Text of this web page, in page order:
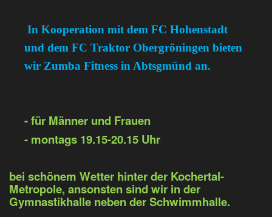
In Kooperation mit dem FC Hohenstadt
und dem FC Traktor Obergröningen bieten
wir Zumba Fitness in Abtsgmünd an.
- für Männer und Frauen
- montags 19.15-20.15 Uhr
bei schönem Wetter hinter der Kochertal-
Metropole, ansonsten sind wir in der
Gymnastikhalle neben der Schwimmhalle.